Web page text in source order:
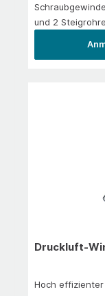
und 2
Druckluft-
Hoch effizienter